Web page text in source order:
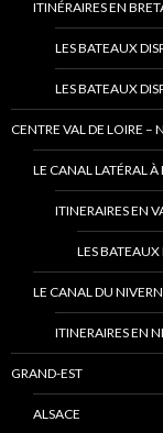
ITINÉRAIRES EN
LES BATEAUX
LES BATEAUX
CENTRE VAL DE LOIRE –
LE CANAL LATÉRAL À
ITINERAIRES EN
LES BATEAUX
LE CANAL DU
ITINERAIRES EN
GRAND-EST
ALSACE